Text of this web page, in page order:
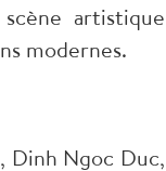
artistique
modernes.
Dinh Ngoc Duc,